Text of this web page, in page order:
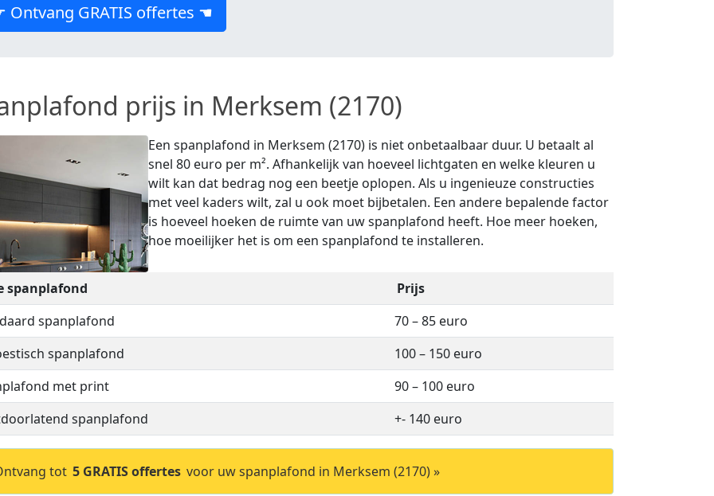
Ontvang GRATIS offertes ☚
prijs in Merksem (2170)
Een spanplafond in Merksem (2170) is niet onbetaalbaar duur. U betaalt al
snel 80 euro per m². Afhankelijk van hoeveel lichtgaten en welke kleuren u
wilt kan dat bedrag nog een beetje oplopen. Als u ingenieuze constructies
met veel kaders wilt, zal u ook moet bijbetalen. Een andere bepalende factor
is hoeveel hoeken de ruimte van uw spanplafond heeft. Hoe meer hoeken,
hoe moeilijker het is om een spanplafond te installeren.
spanplafond
Prijs
spanplafond
70 – 85 euro
spanplafond
100 – 150 euro
met print
90 – 100 euro
spanplafond
+- 140 euro
tot 5 GRATIS offertes voor uw spanplafond in Merksem (2170) »